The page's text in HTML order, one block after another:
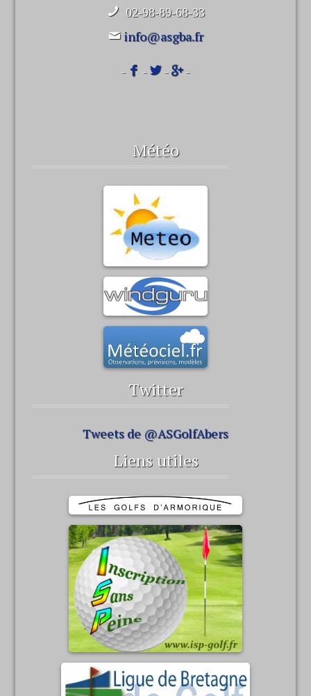
02-98-89-68-33
info@asgba.fr
- - - -
Météo
Twitter
Tweets de @ASGolfAbers
Liens utiles